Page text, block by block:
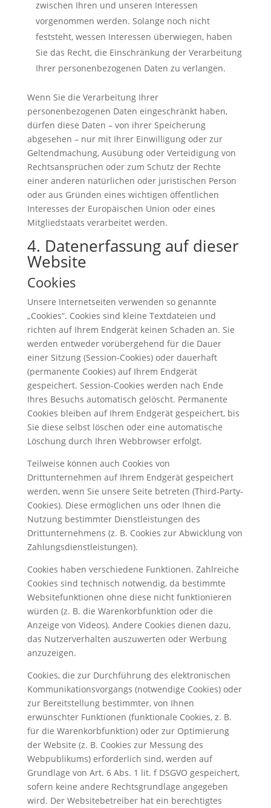
zwischen Ihren und unseren Interessen
vorgenommen werden. Solange noch nicht
feststeht, wessen Interessen überwiegen, haben
Sie das Recht, die Einschränkung der Verarbeitung
Ihrer personenbezogenen Daten zu verlangen.
Wenn Sie die Verarbeitung Ihrer
personenbezogenen Daten eingeschränkt haben,
dürfen diese Daten – von ihrer Speicherung
abgesehen – nur mit Ihrer Einwilligung oder zur
Geltendmachung, Ausübung oder Verteidigung von
Rechtsansprüchen oder zum Schutz der Rechte
einer anderen natürlichen oder juristischen Person
oder aus Gründen eines wichtigen öffentlichen
Interesses der Europäischen Union oder eines
Mitgliedstaats verarbeitet werden.
4. Datenerfassung auf dieser
Website
Cookies
Unsere Internetseiten verwenden so genannte
„Cookies“. Cookies sind kleine Textdateien und
richten auf Ihrem Endgerät keinen Schaden an. Sie
werden entweder vorübergehend für die Dauer
einer Sitzung (Session-Cookies) oder dauerhaft
(permanente Cookies) auf Ihrem Endgerät
gespeichert. Session-Cookies werden nach Ende
Ihres Besuchs automatisch gelöscht. Permanente
Cookies bleiben auf Ihrem Endgerät gespeichert, bis
Sie diese selbst löschen oder eine automatische
Löschung durch Ihren Webbrowser erfolgt.
Teilweise können auch Cookies von
Drittunternehmen auf Ihrem Endgerät gespeichert
werden, wenn Sie unsere Seite betreten (Third-Party-
Cookies). Diese ermöglichen uns oder Ihnen die
Nutzung bestimmter Dienstleistungen des
Drittunternehmens (z. B. Cookies zur Abwicklung von
Zahlungsdienstleistungen).
Cookies haben verschiedene Funktionen. Zahlreiche
Cookies sind technisch notwendig, da bestimmte
Websitefunktionen ohne diese nicht funktionieren
würden (z. B. die Warenkorbfunktion oder die
Anzeige von Videos). Andere Cookies dienen dazu,
das Nutzerverhalten auszuwerten oder Werbung
anzuzeigen.
Cookies, die zur Durchführung des elektronischen
Kommunikationsvorgangs (notwendige Cookies) oder
zur Bereitstellung bestimmter, von Ihnen
erwünschter Funktionen (funktionale Cookies, z. B.
für die Warenkorbfunktion) oder zur Optimierung
der Website (z. B. Cookies zur Messung des
Webpublikums) erforderlich sind, werden auf
Grundlage von Art. 6 Abs. 1 lit. f DSGVO gespeichert,
sofern keine andere Rechtsgrundlage angegeben
wird. Der Websitebetreiber hat ein berechtigtes